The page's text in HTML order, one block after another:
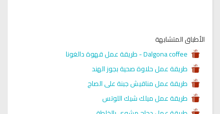
الأطباق المتشابهة
Dalgona coffee - طريقة عمل قهوة دالغونا
طريقة عمل حلاوة صحية بجوز الهند
طريقة عمل مناقيش جبنة على الصاج
طريقة عمل ميلك شيك اللوتس